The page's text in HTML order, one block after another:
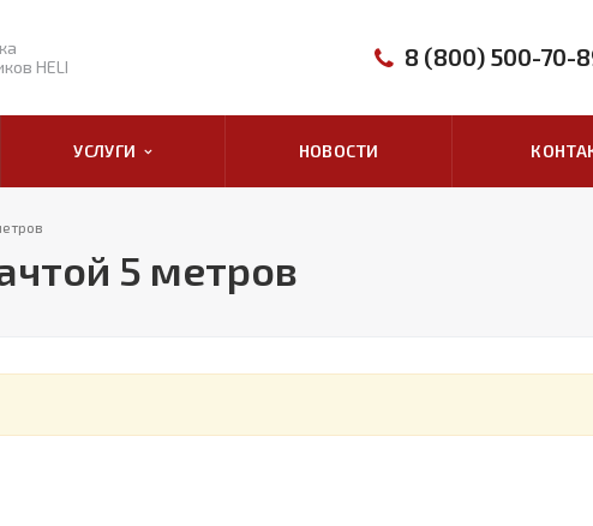
HELI
8 (800) 500-70-
УСЛУГИ НОВОСТИ
5 метров